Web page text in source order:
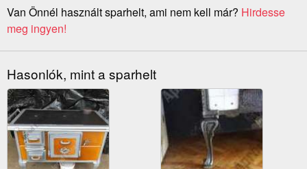
Van Önnél használt sparhelt, ami nem kell már? Hirdesse
meg ingyen!
Hasonlók, mint a sparhelt